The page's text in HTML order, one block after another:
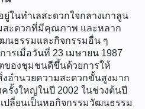
ในทำเลสะดวกใจกลางเกาลูน
สะดวกที่มีคุณภาพ และหลาก
นธรรมและกิจกรรมอื่น ๆ
รเมื่อวันที่ 23 เมษายน 1987
ของชุมชนดีขึ้นด้วยการให้
อำนวยความสะดวกขั้นสูงมาก
รั้งใหญ่ในปี 2002 ในช่วงต้นปี
ปลี่ยนเป็นหอกิจกรรมวัฒนธรรม